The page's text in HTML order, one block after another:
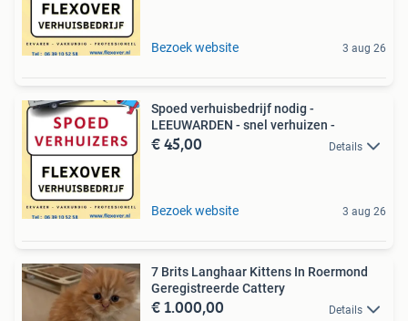
Bezoek website 3 aug 26
Spoed verhuisbedrijf nodig -
LEEUWARDEN - snel verhuizen -
€ 45,00 Details
Bezoek website 3 aug 26
7 Brits Langhaar Kittens In Roermond
Geregistreerde Cattery
€ 1.000,00 Details